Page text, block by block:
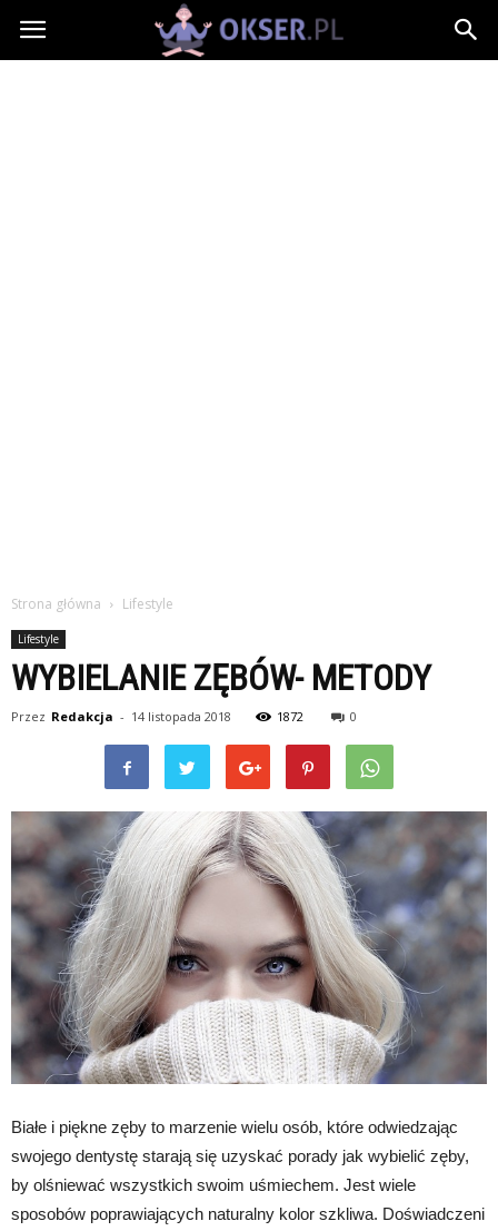
Okser.pl
Strona główna Lifestyle
Lifestyle
WYBIELANIE ZĘBÓW- METODY
Przez Redakcja - 14 listopada 2018 1872 0
Białe i piękne zęby to marzenie wielu osób, które odwiedzając
swojego dentystę starają się uzyskać porady jak wybielić zęby,
by olśniewać wszystkich swoim uśmiechem. Jest wiele
sposobów poprawiających naturalny kolor szkliwa. Doświadczeni